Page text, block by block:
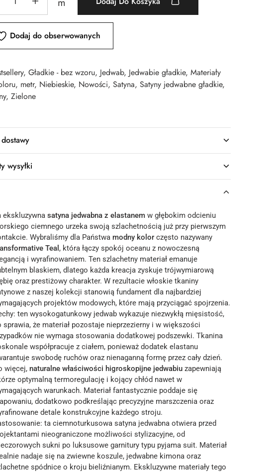
Dodaj do obserwowanych
, Gładkie - bez wzoru, Jedwab, Jedwabie gładkie, Materiały
, metr, Niebieskie, Nowości, Satyna, Satyny jedwabne gładkie,
, Zielone
wysyłki
ekskluzywnasatyna jedwabna z elastanem w głębokim odcieniu
ciemnego urzeka swoją szlachetnością już przy pierwszym
Wybraliśmy dla Państwa modny kolor często nazywany
Teal , która łączy spokój oceanu z nowoczesną
i wyrafinowaniem. Ten szlachetny materiał emanuje
blaskiem, dlatego każda kreacja zyskuje trójwymiarową
oraz prestiżowy charakter. W rezultacie włoskie tkaniny
z naszej kolekcji stanowią fundament dla najbardziej
projektów modowych, które mają przyciągać spojrzenia.
ten wysokogatunkowy jedwab wykazuje niezwykłą mięsistość,
sprawia, że materiał pozostaje nieprzezierny i w większości
nie wymaga stosowania dodatkowej podszewki. Tkanina
współpracuje z ciałem, ponieważ dodatek elastanu
swobodę ruchów oraz nienaganną formę przez cały dzień.
więcej, naturalne właściwości higroskopijne jedwabiu zapewniają
optymalną termoregulację i kojący chłód nawet w
warunkach. Materiał fantastycznie poddaje się
dodatkowo podkreślając precyzyjne marszczenia oraz
detale konstrukcyjne każdego stroju.
ta ciemnoturkusowa satyna jedwabna otwiera przed
nieograniczone możliwości stylizacyjne, od
sukni po luksusowe garnitury typu pyjama suit. Materiał
nadaje się na zwiewne koszule, jedwabne kimona oraz
spódnice o kroju bieliźnianym. Ekskluzywne materiały tego